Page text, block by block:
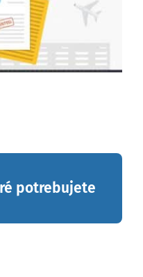
potrebujete